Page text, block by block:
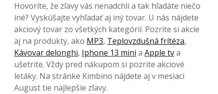
Hovoríte, že zľavy vás nenadchli a tak hľadáte niečo
iné? Vyskúšajte vyhľadať aj iný tovar. U nás nájdete
akciový tovar zo všetkých kategórií. Pozrite si akcie
aj na produkty, ako MP3, Teplovzdušná frítéza,
Kávovar delonghi, Iphone 13 mini a Apple tva
ušetrite. Vždy pred nákupom si pozrite akciové
letáky. Na stránke Kimbino nájdete aj v mesiaci
August tie najlepšie zľavy.